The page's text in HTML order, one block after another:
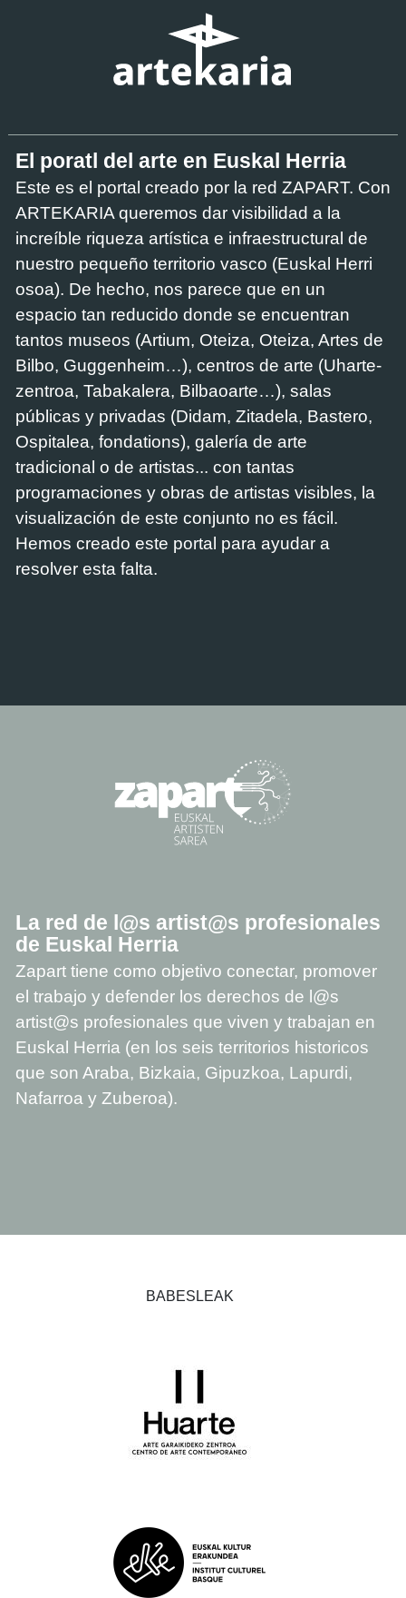
El poratl del arte en Euskal Herria
Este es el portal creado por la red ZAPART. Con
ARTEKARIA queremos dar visibilidad a la
increíble riqueza artística e infraestructural de
nuestro pequeño territorio vasco (Euskal Herri
osoa). De hecho, nos parece que en un
espacio tan reducido donde se encuentran
tantos museos (Artium, Oteiza, Oteiza, Artes de
Bilbo, Guggenheim…), centros de arte (Uharte-
zentroa, Tabakalera, Bilbaoarte…), salas
públicas y privadas (Didam, Zitadela, Bastero,
Ospitalea, fondations), galería de arte
tradicional o de artistas... con tantas
programaciones y obras de artistas visibles, la
visualización de este conjunto no es fácil.
Hemos creado este portal para ayudar a
resolver esta falta.
La red de l@s artist@s profesionales
de Euskal Herria
Zapart tiene como objetivo conectar, promover
el trabajo y defender los derechos de l@s
artist@s profesionales que viven y trabajan en
Euskal Herria (en los seis territorios historicos
que son Araba, Bizkaia, Gipuzkoa, Lapurdi,
Nafarroa y Zuberoa).
BABESLEAK